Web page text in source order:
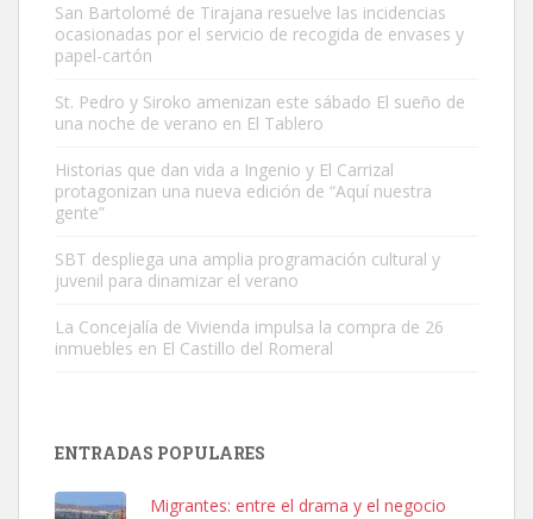
Este gato macho ha aparecido en la calle hace menos de un mes,
es muy manso y extremadamente cari...
Leales.org » Gran Canaria
Leales.org » Gran Canaria
San Bartolomé de Tirajana resuelve las incidencias
ocasionadas por el servicio de recogida de envases y
papel-cartón
St. Pedro y Siroko amenizan este sábado El sueño de
una noche de verano en El Tablero
Historias que dan vida a Ingenio y El Carrizal
protagonizan una nueva edición de “Aquí nuestra
gente”
SBT despliega una amplia programación cultural y
juvenil para dinamizar el verano
La Concejalía de Vivienda impulsa la compra de 26
inmuebles en El Castillo del Romeral
ENTRADAS POPULARES
Migrantes: entre el drama y el negocio